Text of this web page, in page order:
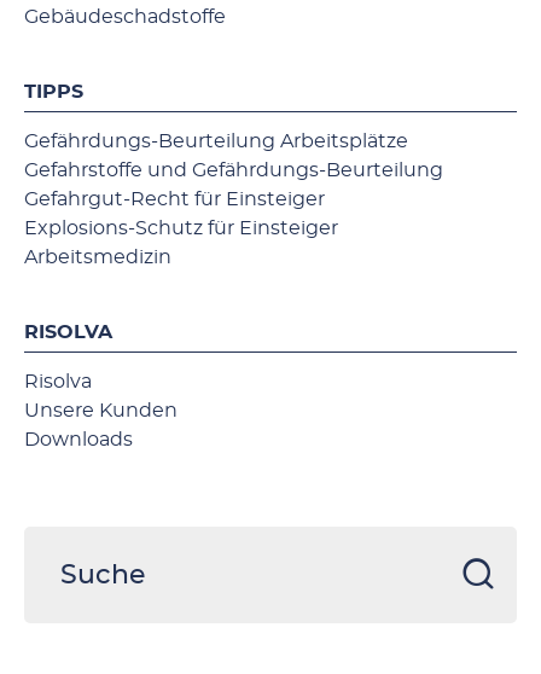
Gebäudeschadstoffe
TIPPS
Gefährdungs-Beurteilung Arbeitsplätze
Gefahrstoffe und Gefährdungs-Beurteilung
Gefahrgut-Recht für Einsteiger
Explosions-Schutz für Einsteiger
Arbeitsmedizin
RISOLVA
Risolva
Unsere Kunden
Downloads